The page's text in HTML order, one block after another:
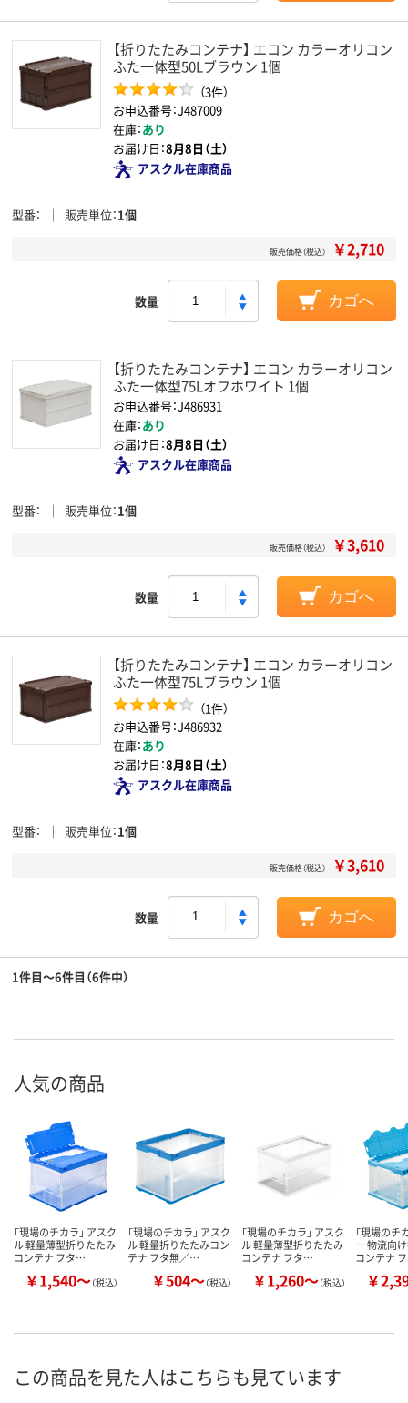
【折りたたみコンテナ】 エコン カラーオリコン
ふた一体型50Lブラウン 1個
（3件）
お申込番号：J487009
在庫：あり
お届け日：8月8日（土）
アスクル在庫商品
型番 販売単位 1個
販売価格（税込） ￥2,710
数量 カゴへ
【折りたたみコンテナ】 エコン カラーオリコン
ふた一体型75Lオフホワイト 1個
お申込番号：J486931
在庫：あり
お届け日：8月8日（土）
アスクル在庫商品
型番 販売単位 1個
販売価格（税込） ￥3,610
数量 カゴへ
【折りたたみコンテナ】 エコン カラーオリコン
ふた一体型75Lブラウン 1個
（1件）
お申込番号：J486932
在庫：あり
お届け日：8月8日（土）
アスクル在庫商品
型番 販売単位 1個
販売価格（税込） ￥3,610
数量 カゴへ
1件目～6件目（6件中）
人気の商品
「現場のチカラ」 アスク
ル 軽量薄型折りたたみ
コンテナ フタ…
￥1,540～（税込）
「現場のチカラ」 アスク
ル 軽量折りたたみコン
テナ フタ無／…
￥504～（税込）
「現場のチカラ」 アスク
ル 軽量薄型折りたたみ
コンテナ フタ…
￥1,260～（税込）
「現場のチ
ー 物流向
コンテナ
￥
この商品を見た人はこちらも見ています